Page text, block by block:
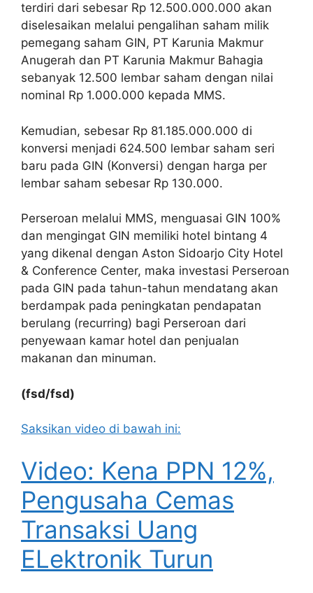
terdiri dari sebesar Rp 12.500.000.000 akan
diselesaikan melalui pengalihan saham milik
pemegang saham GIN, PT Karunia Makmur
Anugerah dan PT Karunia Makmur Bahagia
sebanyak 12.500 lembar saham dengan nilai
nominal Rp 1.000.000 kepada MMS.
Kemudian, sebesar Rp 81.185.000.000 di
konversi menjadi 624.500 lembar saham seri
baru pada GIN (Konversi) dengan harga per
lembar saham sebesar Rp 130.000.
Perseroan melalui MMS, menguasai GIN 100%
dan mengingat GIN memiliki hotel bintang 4
yang dikenal dengan Aston Sidoarjo City Hotel
& Conference Center, maka investasi Perseroan
pada GIN pada tahun-tahun mendatang akan
berdampak pada peningkatan pendapatan
berulang (recurring) bagi Perseroan dari
penyewaan kamar hotel dan penjualan
makanan dan minuman.
(fsd/fsd)
Saksikan video di bawah ini:
Video: Kena PPN 12%,
Pengusaha Cemas
Transaksi Uang
ELektronik Turun